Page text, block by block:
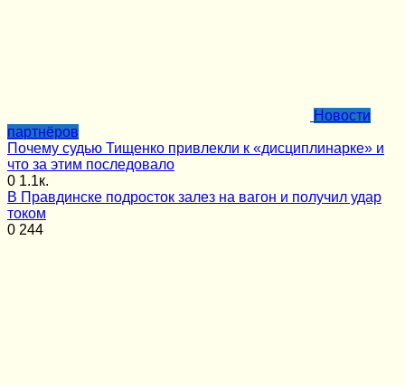
Новости
партнёров
Почему судью Тищенко привлекли к «дисциплинарке» и
что за этим последовало
0 1.1к.
В Правдинске подросток залез на вагон и получил удар
током
0 244